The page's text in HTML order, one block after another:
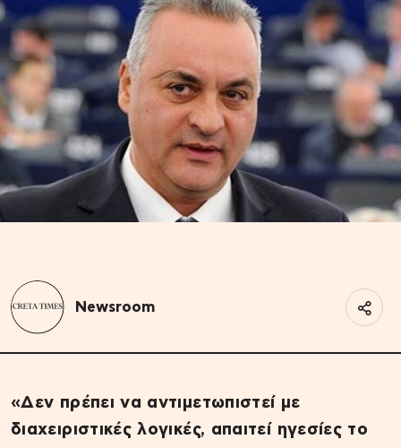
Newsroom
«Δεν πρέπει να αντιμετωπιστεί με
διαχειριστικές λογικές, απαιτεί ηγεσίες το